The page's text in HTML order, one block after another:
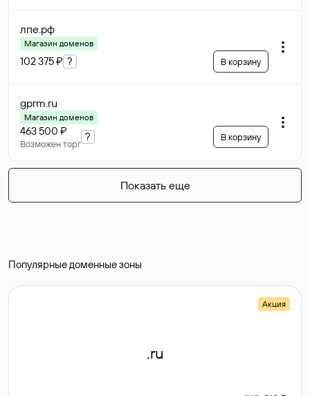
лпе.рф
Магазин доменов
102 375 ₽ ? В корзину
gprm.ru
Магазин доменов
463 500 ₽
Возможен торг
? В корзину
Показать еще
Популярные доменные зоны
Акция
.ru